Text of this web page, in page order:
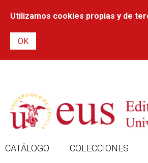
Utilizamos cookies propias y de
CATÁLOGO COLECCIONES